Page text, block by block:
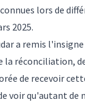
lors de
2025.
a remis
la réconciliation,
de recevoir
voir qu'autant